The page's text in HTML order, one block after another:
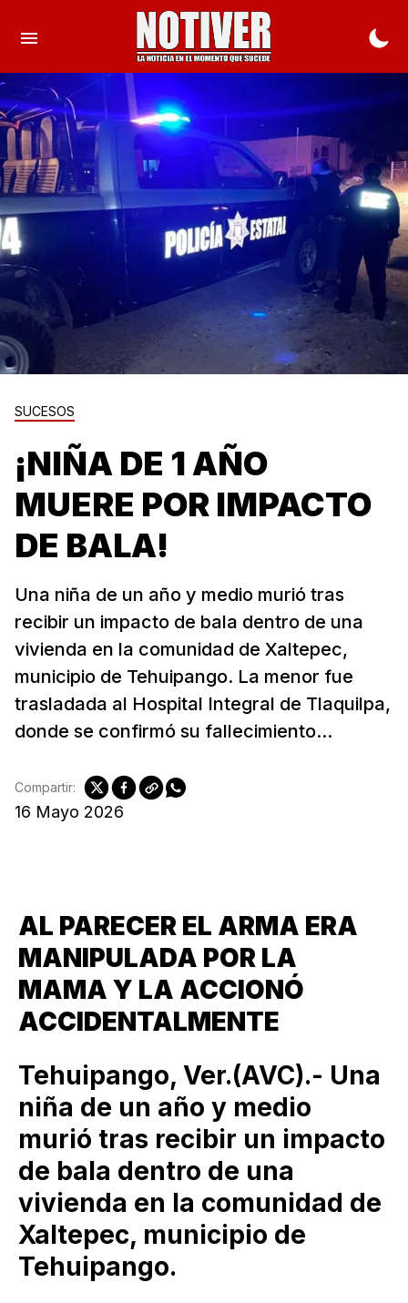
SUCESOS
¡NIÑA DE 1 AÑO
MUERE POR IMPACTO
DE BALA!
Una niña de un año y medio murió tras
recibir un impacto de bala dentro de una
vivienda en la comunidad de Xaltepec,
municipio de Tehuipango. La menor fue
trasladada al Hospital Integral de Tlaquilpa,
donde se confirmó su fallecimiento...
16 Mayo 2026
Compartir:
AL PARECER EL ARMA ERA
MANIPULADA POR LA
MAMA Y LA ACCIONÓ
ACCIDENTALMENTE
Tehuipango, Ver.(AVC).- Una
niña de un año y medio
murió tras recibir un impacto
de bala dentro de una
vivienda en la comunidad de
Xaltepec, municipio de
Tehuipango.